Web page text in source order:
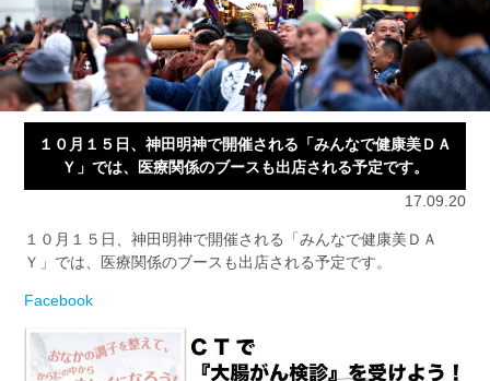
１０月１５日、神田明神で開催される「みんなで健康美ＤＡ
Ｙ」では、医療関係のブースも出店される予定です。
17.09.20
１０月１５日、神田明神で開催される「みんなで健康美ＤＡ
Ｙ」では、医療関係のブースも出店される予定です。
Facebook